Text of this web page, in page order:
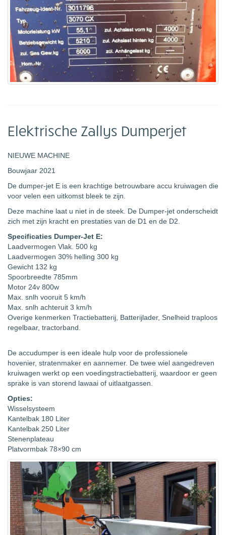
Elektrische Zallys Dumperjet
NIEUWE MACHINE
Bouwjaar 2021
De dumper-jet E is een krachtige betrouwbare accu kruiwagen die
voor velen een uitkomst bleek te zijn.
Deze machine laat u niet in de steek. De Dumper-jet onderscheidt
zich met zijn kracht en prestaties van de D1 en de D2.
Specificaties Dumper-Jet E:
Laadvermogen Vlak. 500 kg
Laadvermogen 30% helling 300 kg
Gewicht 132 kg
Spoorbreedte 785mm
Motor 24v 800w
Max. snlh vooruit 5 km/h
Max. snlh achteruit 3 km/h
Overige kenmerken Tractiebatterij, Batterijlader, Snelheid traploos
regelbaar, tractorband.
De accudumper is een ideale hulp voor de professionele
hovenier, stratenmaker en aannemer. De twee wiel aangedreven
kruiwagen werkt op een voedingstractiebatterij, waardoor er geen
sprake is van storend lawaai of uitlaatgassen.
Opties:
Wisselsysteem
Kantelbak 180 Liter
Kantelbak 250 Liter
Stenenplateau
Platvormbak 78×90 cm